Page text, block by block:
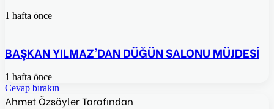
1 hafta önce
BAŞKAN YILMAZ’DAN DÜĞÜN SALONU MÜJDESİ
1 hafta önce
Cevap bırakın
Ahmet Özsöyler Tarafından